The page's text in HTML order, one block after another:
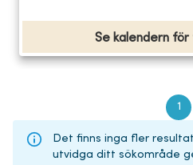
Se kalendern för
1
Det finns inga fler
utvidga ditt sökområde